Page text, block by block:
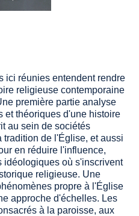
ici réunies entendent rendre
religieuse contemporaine
première partie analyse
et théoriques d'une histoire
au sein de sociétés
de l'Église, et aussi
en réduire l'influence,
idéologiques où s'inscrivent
religieuse. Une
propre à l'Église
approche d'échelles. Les
à la paroisse, aux